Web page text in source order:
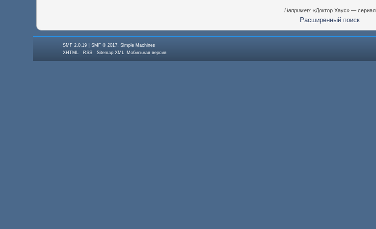
Например: «Доктор Хаус» — сериал
Расширенный поиск
SMF 2.0.19| SMF © 2017, Simple Machines
XHTML
RSS Sitemap XML Мобильная версия